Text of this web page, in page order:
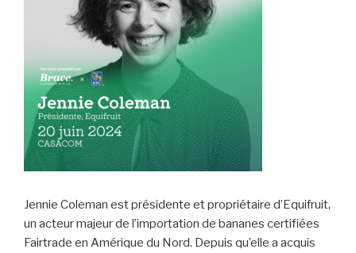
Jennie Coleman est présidente et propriétaire d’Equifruit,
un acteur majeur de l’importation de bananes certifiées
Fairtrade en Amérique du Nord. Depuis qu’elle a acquis